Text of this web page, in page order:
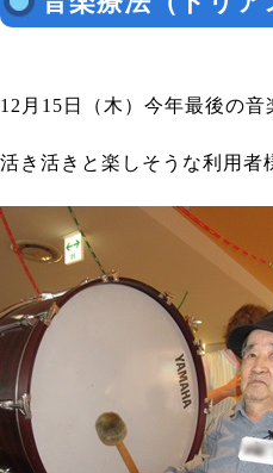
12月15日（木）今年最後の音
活き活きと楽しそうな利用者